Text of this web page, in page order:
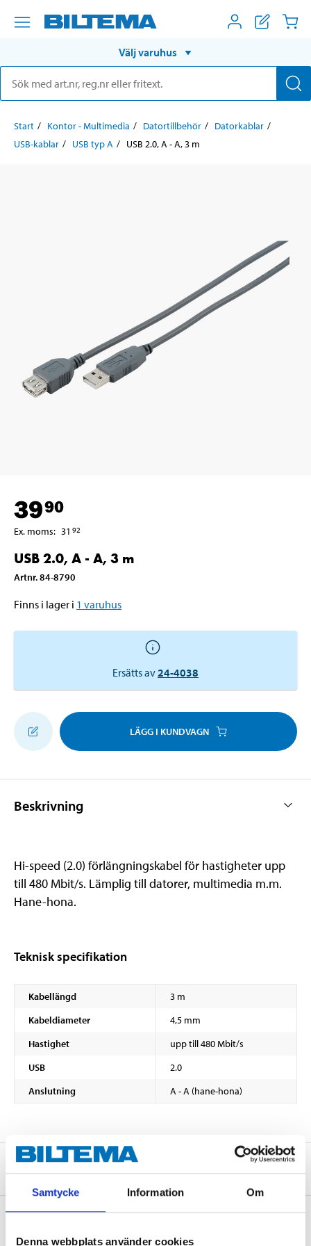
Samtycke Information Om
Denna webbplats använder cookies
Välj varuhus
Start Kontor - Multimedia Datortillbehör
Datorkablar
USB-kablar
USB typ A USB 2.0, A - A, 3 m
3990
Ex. moms: 31 92
USB 2.0, A - A, 3 m
Artnr.84-8790
Finns i lager i 1 varuhus
Ersätts av24-4038
LÄGG I KUNDVAGN
Beskrivning
Hi-speed (2.0) förlängningskabel för hastigheter upp
till 480 Mbit/s. Lämplig till datorer, multimedia m.m.
Hane-hona.
Teknisk specifikation
Kabellängd
3 m
Kabeldiameter
4,5 mm
Hastighet
upp till 480 Mbit/s
USB
2.0
Anslutning
A - A (hane-hona)
Om tillverkaren